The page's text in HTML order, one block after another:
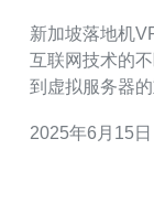
新加坡落地机
互联网技术的
到虚拟服务器
操作系统和资源
2025年6月15日